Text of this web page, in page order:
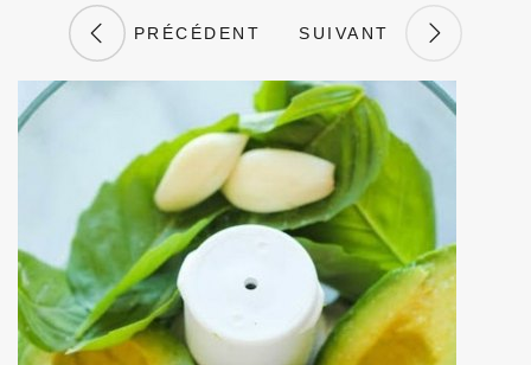
PRÉCÉDENT SUIVANT